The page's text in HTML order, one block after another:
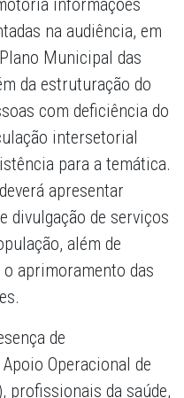
informações
na audiência, em
Municipal das
da estruturação do
com deficiência do
intersetorial
para a temática.
apresentar
divulgação de serviços
além de
aprimoramento das
de
Operacional de
profissionais da saúde,